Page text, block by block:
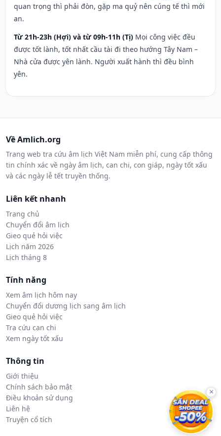
quan trọng thì phải đòn, gặp ma quỷ nên cúng tế thì mới
an.
Từ 21h-23h (Hợi) và từ 09h-11h (Tị) Mọi công việc đều
được tốt lành, tốt nhất cầu tài đi theo hướng Tây Nam –
Nhà cửa được yên lành. Người xuất hành thì đều bình
yên.
Về Amlich.org
Trang web tra cứu âm lịch Việt Nam miễn phí, cung cấp thông
tin chính xác về ngày âm lịch, can chi, con giáp, ngày tốt xấu
và các ngày lễ tết truyền thống.
Liên kết nhanh
Trang chủ
Chuyển đổi âm lịch
Gieo quẻ hỏi việc
Lịch năm 2026
Lịch tháng 8
Tính năng
Xem âm lịch hôm nay
Chuyển đổi dương lịch sang âm lịch
Gieo quẻ hỏi việc
Tra cứu can chi
Xem ngày tốt xấu
Thông tin
Giới thiệu
Chính sách bảo mật
Điều khoản sử dụng
Liên hệ
Truyện cổ tích
×